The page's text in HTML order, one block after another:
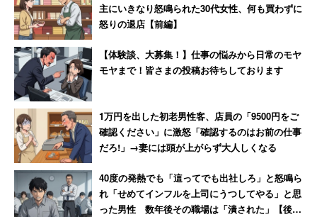
主にいきなり怒鳴られた30代女性、何も買わずに
怒りの退店【前編】
【体験談、大募集！】仕事の悩みから日常のモヤ
モヤまで！皆さまの投稿お待ちしております
1万円を出した初老男性客、店員の「9500円をご
確認ください」に激怒「確認するのはお前の仕事
だろ!」→妻には頭が上がらず大人しくなる
40度の発熱でも「這ってでも出社しろ」と怒鳴ら
れ「せめてインフルを上司にうつしてやる」と思
った男性 数年後その職場は「潰された」【後